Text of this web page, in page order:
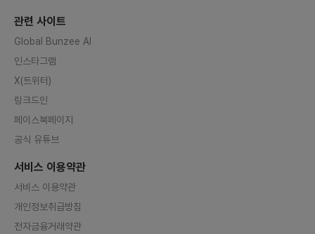
관련 사이트
Global Bunzee AI
인스타그램
X(트위터)
링크드인
페이스북페이지
공식 유튜브
서비스 이용약관
서비스 이용약관
개인정보취급방침
전자금융거래약관